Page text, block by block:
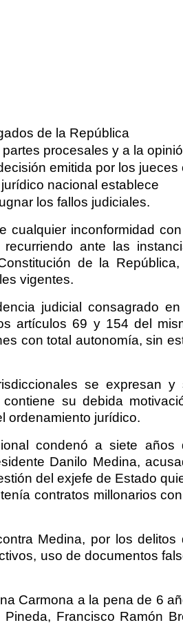
de la República
procesales y a la
emitida por los jueces
nacional establece
los fallos judiciales.
cualquier inconformidad
ante las
de la República,
vigentes.
judicial consagrado en
artículos 69 y 154 del
con total autonomía, sin
se expresan y
su debida
ordenamiento jurídico.
condenó a siete años
Danilo Medina,
del exjefe de Estado
contratos millonarios con
Medina, por los delitos
uso de documentos
Carmona a la pena de 6
Francisco Ramón